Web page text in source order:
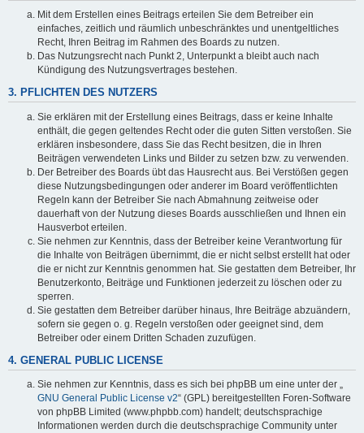
Mit dem Erstellen eines Beitrags erteilen Sie dem Betreiber ein
einfaches, zeitlich und räumlich unbeschränktes und unentgeltliches
Recht, Ihren Beitrag im Rahmen des Boards zu nutzen.
Das Nutzungsrecht nach Punkt 2, Unterpunkt a bleibt auch nach
Kündigung des Nutzungsvertrages bestehen.
3. PFLICHTEN DES NUTZERS
Sie erklären mit der Erstellung eines Beitrags, dass er keine Inhalte
enthält, die gegen geltendes Recht oder die guten Sitten verstoßen. Sie
erklären insbesondere, dass Sie das Recht besitzen, die in Ihren
Beiträgen verwendeten Links und Bilder zu setzen bzw. zu verwenden.
Der Betreiber des Boards übt das Hausrecht aus. Bei Verstößen gegen
diese Nutzungsbedingungen oder anderer im Board veröffentlichten
Regeln kann der Betreiber Sie nach Abmahnung zeitweise oder
dauerhaft von der Nutzung dieses Boards ausschließen und Ihnen ein
Hausverbot erteilen.
Sie nehmen zur Kenntnis, dass der Betreiber keine Verantwortung für
die Inhalte von Beiträgen übernimmt, die er nicht selbst erstellt hat oder
die er nicht zur Kenntnis genommen hat. Sie gestatten dem Betreiber, Ihr
Benutzerkonto, Beiträge und Funktionen jederzeit zu löschen oder zu
sperren.
Sie gestatten dem Betreiber darüber hinaus, Ihre Beiträge abzuändern,
sofern sie gegen o. g. Regeln verstoßen oder geeignet sind, dem
Betreiber oder einem Dritten Schaden zuzufügen.
4. GENERAL PUBLIC LICENSE
Sie nehmen zur Kenntnis, dass es sich bei phpBB um eine unter der „
GNU General Public License v2“ (GPL) bereitgestellten Foren-Software
von phpBB Limited (www.phpbb.com) handelt; deutschsprachige
Informationen werden durch die deutschsprachige Community unter